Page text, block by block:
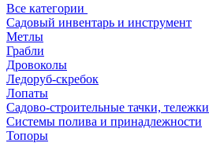
Все категории
Садовый инвентарь и инструмент
Метлы
Грабли
Дровоколы
Ледоруб-скребок
Лопаты
Садово-строительные тачки, тележки
Системы полива и принадлежности
Топоры